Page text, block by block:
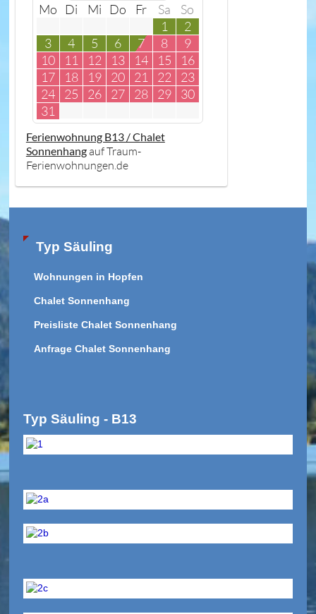
Mo Di Mi Do Fr Sa
So
1
2
3
4 5 6 7 8
9
10
11 12 13 14 15
16
17
18 19 20 21 22
23
24
25 26 27 28 29
30
31
Ferienwohnung B13 / Chalet
Sonnenhangauf Traum-
Ferienwohnungen.de
Typ Säuling
Wohnungen in Hopfen
Chalet Sonnenhang
Preisliste Chalet Sonnenhang
Anfrage Chalet Sonnenhang
Typ Säuling - B13